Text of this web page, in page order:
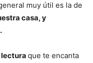
muy útil es la de
casa, y
lectura que te encanta